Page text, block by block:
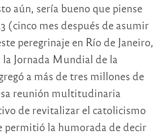
aún, sería bueno que piense
(cinco mes después de asumir
peregrinaje en Río de Janeiro,
Jornada Mundial de la
a más de tres millones de
reunión multitudinaria
de revitalizar el catolicismo
permitió la humorada de decir